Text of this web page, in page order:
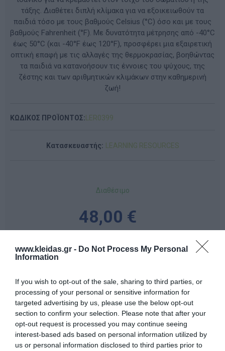
www.kleidas.gr - Do Not Process My Personal
Information
If you wish to opt-out of the sale, sharing to third parties, or
processing of your personal or sensitive information for
targeted advertising by us, please use the below opt-out
section to confirm your selection. Please note that after your
opt-out request is processed you may continue seeing
interest-based ads based on personal information utilized by
us or personal information disclosed to third parties prior to
τάξης. Διαθέτει διπλή κλίμακα για να εξοικειωθούν τα
παιδιά τόσο με τους βαθμούς Celsius (°C) όσο και με τους
βαθμούς Fahrenheit (°F). Με δυνατότητα μέτρησης από -40°C
έως 50°C (και -40°F έως 120°F), προσφέρει μια εξαιρετική
οπτική επαφή με τις αλλαγές της θερμοκρασίας, βοηθώντας
τα παιδιά να κατανοήσουν τις έννοιες του ψύχους, της
ζέστης και των αριθμητικών κλιμάκων στην καθημερινή
ζωή!
ΚΩΔΙΚΟΣ ΠΡΟΪΟΝΤΟΣ: LΕR0399
Κατασκευαστής: LEARNING RESOURCES
Διαθέσιμο
48,00 €
- +
Προδιαγραφές προϊόντων
Επικοινωνία